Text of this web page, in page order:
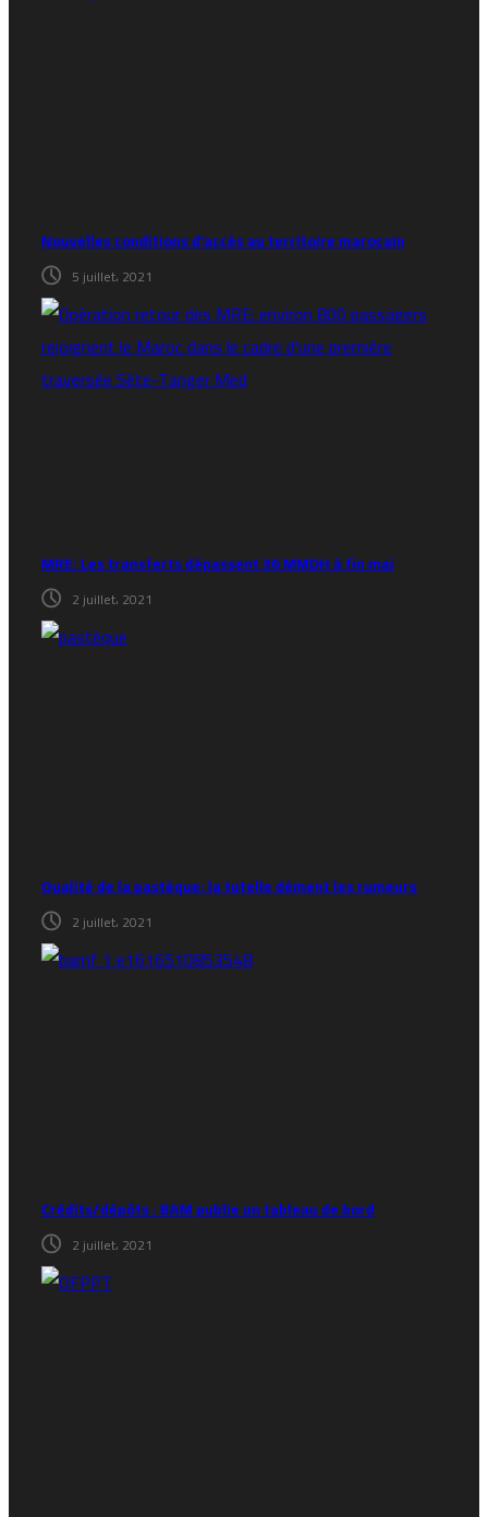
Nouvelles conditions d’accès au territoire marocain
5 juillet، 2021
MRE: Les transferts dépassent 36 MMDH à fin mai
2 juillet، 2021
Qualité de la pastèque: la tutelle dément les rumeurs
2 juillet، 2021
Crédits/dépôts : BAM publie un tableau de bord
2 juillet، 2021